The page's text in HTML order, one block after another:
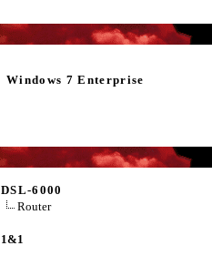
Windows 7 Enterprise
DSL-6000
Router
1&1